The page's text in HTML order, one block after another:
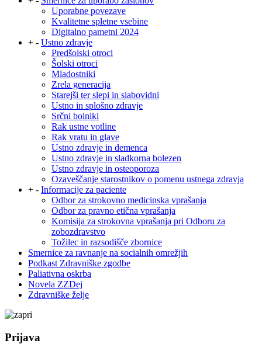
Uporabne povezave
Kvalitetne spletne vsebine
Digitalno pametni 2024
+ - Ustno zdravje
Predšolski otroci
Šolski otroci
Mladostniki
Zrela generacija
Starejši ter slepi in slabovidni
Ustno in splošno zdravje
Srčni bolniki
Rak ustne votline
Rak vratu in glave
Ustno zdravje in demenca
Ustno zdravje in sladkorna bolezen
Ustno zdravje in osteoporoza
Ozaveščanje starostnikov o pomenu ustnega zdravja
+ - Informacije za paciente
Odbor za strokovno medicinska vprašanja
Odbor za pravno etična vprašanja
Komisija za strokovna vprašanja pri Odboru za
zobozdravstvo
Tožilec in razsodišče zbornice
Smernice za ravnanje na socialnih omrežjih
Podkast Zdravniške zgodbe
Paliativna oskrba
Novela ZZDej
Zdravniške želje
Prijava